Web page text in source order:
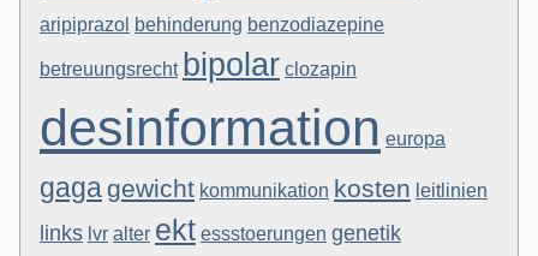
aripiprazol behinderung benzodiazepine
betreuungsrecht bipolar clozapin
desinformation europa
gaga gewicht kommunikation kosten leitlinien
links lvr alter ekt essstoerungen genetik